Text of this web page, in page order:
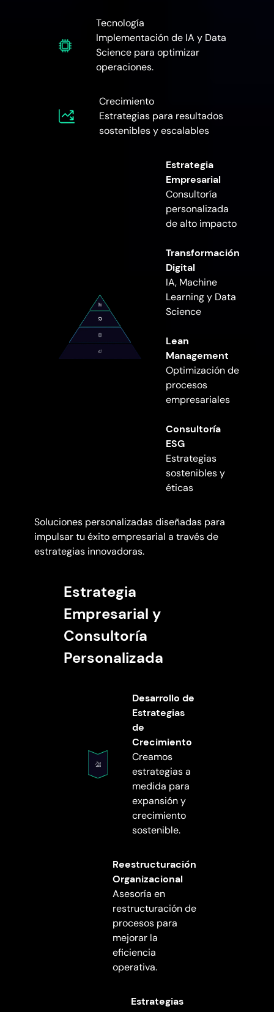
Tecnología
Implementación de IA y Data
Science para optimizar
operaciones.
Crecimiento
Estrategias para resultados
sostenibles y escalables
Estrategia
Empresarial
Consultoría
personalizada
de alto impacto
Transformación
Digital
IA, Machine
Learning y Data
Science
Lean
Management
Optimización de
procesos
empresariales
Consultoría
ESG
Estrategias
sostenibles y
éticas
Soluciones personalizadas diseñadas para
impulsar tu éxito empresarial a través de
estrategias innovadoras.
Estrategia
Empresarial y
Consultoría
Personalizada
Desarrollo de
Estrategias
de
Crecimiento
Creamos
estrategias a
medida para
expansión y
crecimiento
sostenible.
Reestructuración
Organizacional
Asesoría en
restructuración de
procesos para
mejorar la
eficiencia
operativa.
Estrategias